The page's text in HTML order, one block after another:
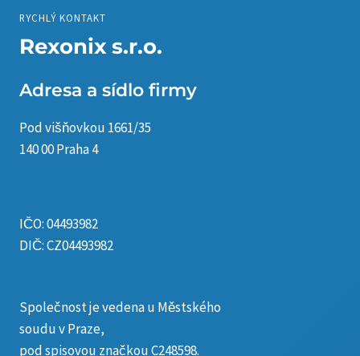
RYCHLÝ KONTAKT
Rexonix s.r.o.
Adresa a sídlo firmy
Pod višňovkou 1661/35
140 00 Praha 4
IČO: 04493982
DIČ: CZ04493982
Společnost je vedena u Městského
soudu v Praze,
pod spisovou značkou C248598.